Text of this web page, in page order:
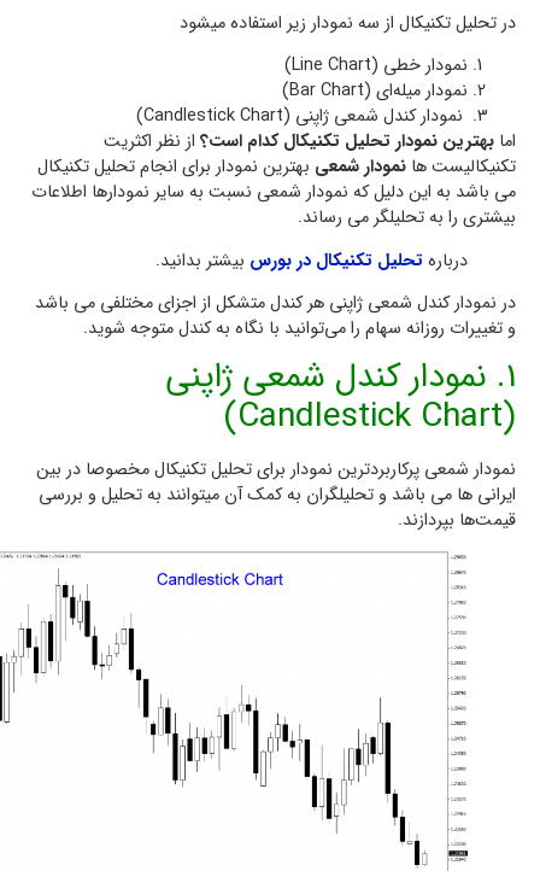
در تحلیل تکنیکال از سه نمودار زیر استفاده میشود
نمودار خطی (Line Chart)
نمودار میله‌ای (Bar Chart)
نمودار کندل شمعی ژاپنی (Candlestick Chart)
بهترین نمودار تحلیل تکنیکال کدام است؟از نظر اکثریت
تکنیکالیست هانمودار شمعیبهترین نمودار برای انجام تحلیل تکنیکال
می باشد به این دلیل که نمودار شمعی نسبت به سایر نمودارها اطلاعات
بیشتری را به تحلیلگر می رساند.
دربارهتحلیل تکنیکال در بورسبیشتر بدانید.
در نمودار کندل شمعی ژاپنی هر کندل متشکل از اجزای مختلفی می باشد
و تغییرات روزانه سهام را می‌توانید با نگاه به کندل متوجه شوید.
1. نمودار کندل شمعی ژاپنی
نمودار شمعی پرکاربردترین نمودار برای تحلیل تکنیکال مخصوصا در بین
ایرانی ها می باشد و تحلیلگران به کمک آن میتوانند به تحلیل و بررسی
قیمت‌ها بپردازند.